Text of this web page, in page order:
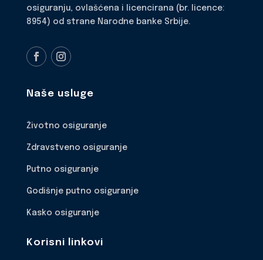
osiguranju, ovlašćena i licencirana (br. licence:
8954) od strane Narodne banke Srbije.
Naše usluge
Životno osiguranje
Zdravstveno osiguranje
Putno osiguranje
Godišnje putno osiguranje
Kasko osiguranje
Korisni linkovi